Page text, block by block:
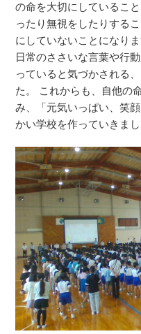
の命を大切にしているこ
ったり無視をしたりする
にしていないことになりま
日常のささいな言葉や行
っていると気づかされる
た。 これからも、自他の
み、「元気いっぱい、笑
かい学校を作っていきまし